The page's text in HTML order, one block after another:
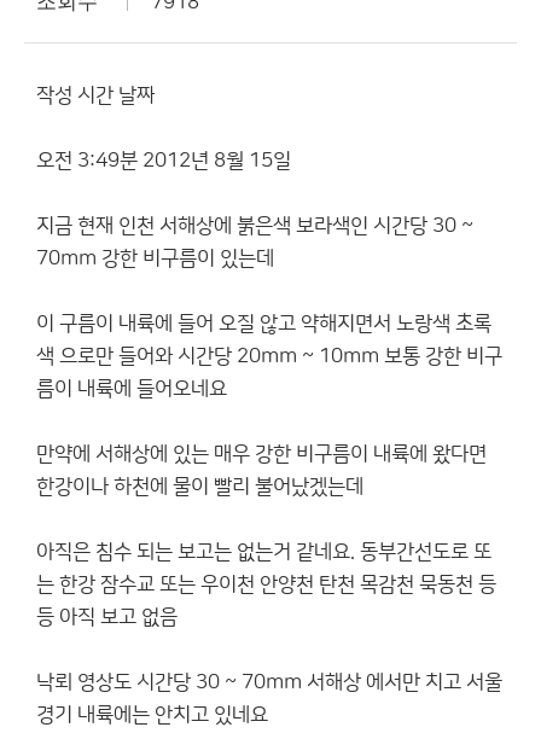
작성 시간 날짜
오전 3:49분 2012년 8월 15일
지금 현재 인천 서해상에 붉은색 보라색인 시간당 30 ~
70mm 강한 비구름이 있는데
이 구름이 내륙에 들어 오질 않고 약해지면서 노랑색 초록
색 으로만 들어와 시간당 20mm ~ 10mm 보통 강한 비구
름이 내륙에 들어오네요
만약에 서해상에 있는 매우 강한 비구름이 내륙에 왔다면
한강이나 하천에 물이 빨리 불어났겠는데
아직은 침수 되는 보고는 없는거 같네요. 동부간선도로 또
는 한강 잠수교 또는 우이천 안양천 탄천 목감천 묵동천 등
등 아직 보고 없음
낙뢰 영상도 시간당 30 ~ 70mm 서해상 에서만 치고 서울
경기 내륙에는 안치고 있네요